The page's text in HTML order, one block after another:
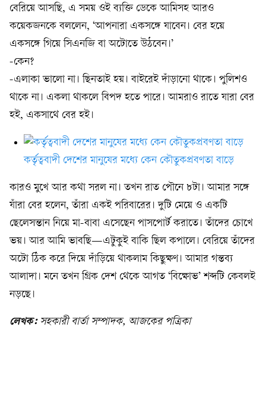
বেরিয়ে আসছি, এ সময় ওই ব্যক্তি ডেকে আমিসহ আরও
কয়েকজনকে বললেন, ‘আপনারা একসঙ্গে যাবেন। বের হয়ে
একসঙ্গে গিয়ে সিএনজি বা অটোতে উঠবেন।’
-কেন?
-এলাকা ভালো না। ছিনতাই হয়। বাইরেই দাঁড়ানো থাকে। পুলিশও
থাকে না। একলা থাকলে বিপদ হতে পারে। আমরাও রাতে যারা বের
হই, একসাথে বের হই।
কর্তৃত্ববাদী দেশের মানুষের মধ্যে কেন কৌতুকপ্রবণতা বাড়ে
কারও মুখে আর কথা সরল না। তখন রাত পৌনে ৮টা। আমার সঙ্গে
যাঁরা বের হলেন, তাঁরা একই পরিবারের। দুটি মেয়ে ও একটি
ছেলেসন্তান নিয়ে মা-বাবা এসেছেন পাসপোর্ট করাতে। তাঁদের চোখে
ভয়। আর আমি ভাবছি—এটুকুই বাকি ছিল কপালে। বেরিয়ে তাঁদের
অটো ঠিক করে দিয়ে দাঁড়িয়ে থাকলাম কিছুক্ষণ। আমার গন্তব্য
আলাদা। মনে তখন গ্রিক দেশ থেকে আগত ‘বিক্ষোভ’ শব্দটি কেবলই
নড়ছে।
লেখক:সহকারী বার্তা সম্পাদক, আজকের পত্রিকা